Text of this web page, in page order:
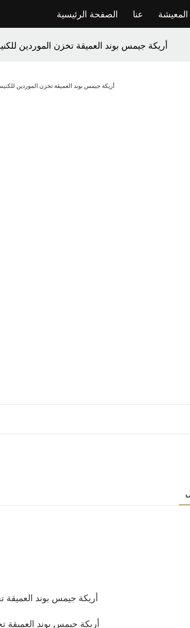
الصفحة الرئيسية عنا
أريكة جيمس بوند العميقة تخزن الموردين